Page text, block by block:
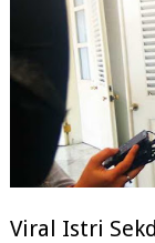
Viral Istri